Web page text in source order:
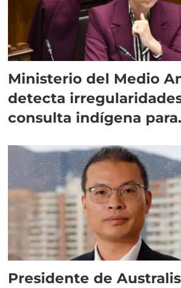
Ministerio del Medio
detecta
consulta indígena para
Presidente de